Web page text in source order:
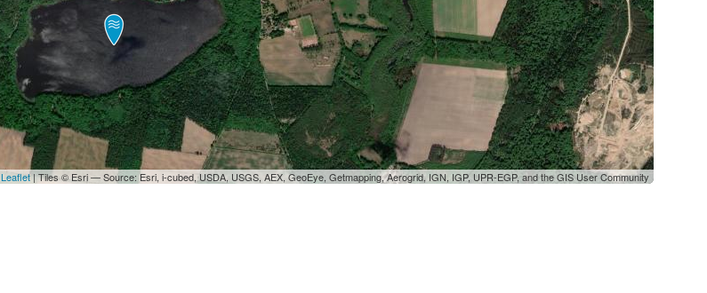
Leaflet| Tiles © Esri — Source: Esri, i-cubed, USDA, USGS, AEX, GeoEye, Getmapping, Aerogrid, IGN, IGP, UPR-EGP, and the GIS User Community